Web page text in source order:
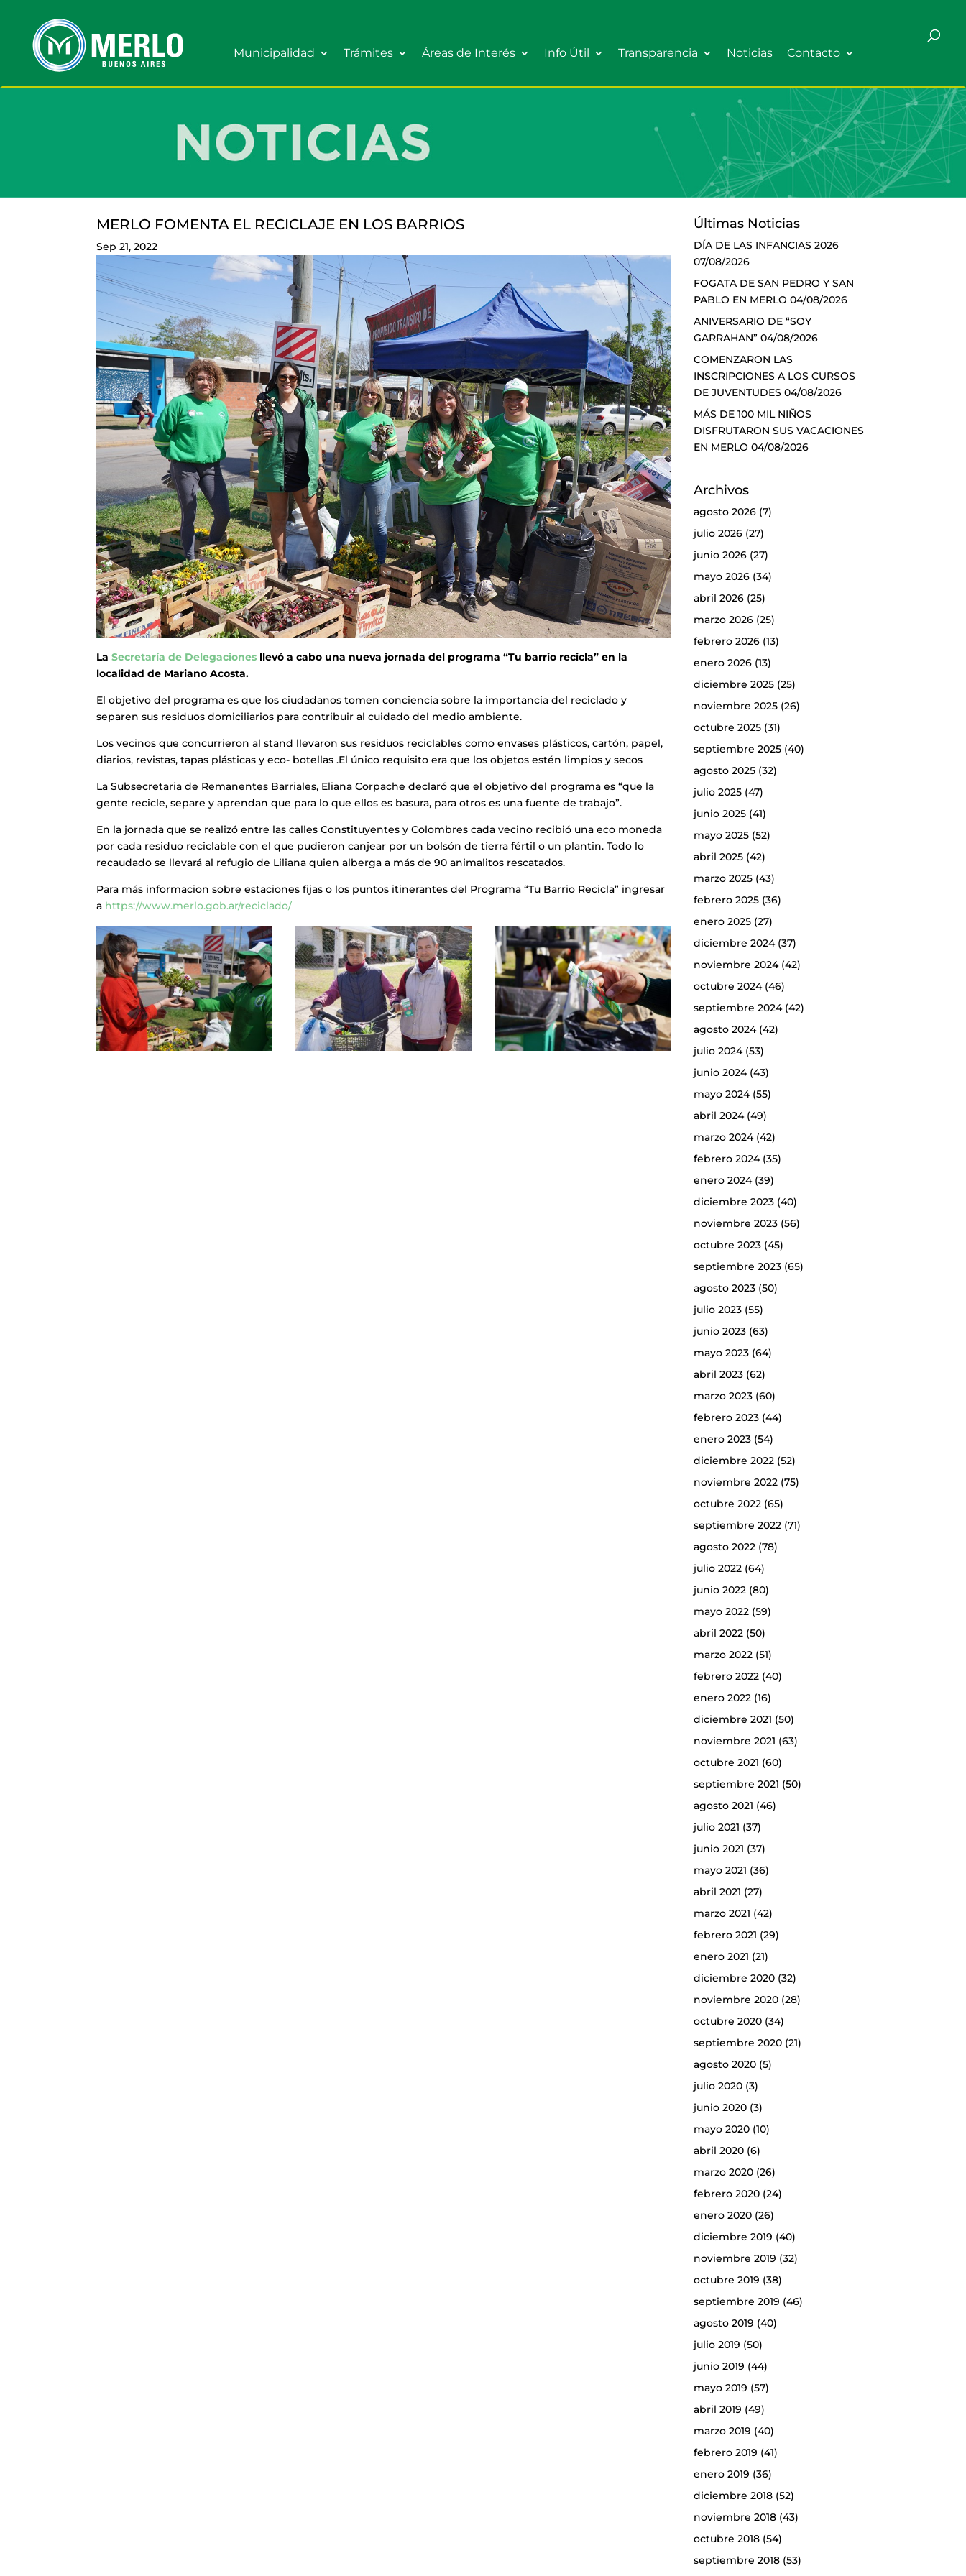
Municipalidad Trámites Áreas de Interés Info Útil Transparencia Noticias Contacto
MERLO FOMENTA EL RECICLAJE EN LOS BARRIOS
Sep 21, 2022
LaSecretaría de Delegaciones llevó a cabo una nueva jornada del programa “Tu barrio recicla” en la
localidad de Mariano Acosta.
El objetivo del programa es que los ciudadanos tomen conciencia sobre la importancia del reciclado y
separen sus residuos domiciliarios para contribuir al cuidado del medio ambiente.
Los vecinos que concurrieron al stand llevaron sus residuos reciclables como envases plásticos, cartón, papel,
diarios, revistas, tapas plásticas y eco- botellas .El único requisito era que los objetos estén limpios y secos
La Subsecretaria de Remanentes Barriales, Eliana Corpache declaró que el objetivo del programa es “que la
gente recicle, separe y aprendan que para lo que ellos es basura, para otros es una fuente de trabajo”.
En la jornada que se realizó entre las calles Constituyentes y Colombres cada vecino recibió una eco moneda
por cada residuo reciclable con el que pudieron canjear por un bolsón de tierra fértil o un plantin. Todo lo
recaudado se llevará al refugio de Liliana quien alberga a más de 90 animalitos rescatados.
Para más informacion sobre estaciones fijas o los puntos itinerantes del Programa “Tu Barrio Recicla” ingresar
a https://www.merlo.gob.ar/reciclado/
Últimas Noticias
DÍA DE LAS INFANCIAS 2026
07/08/2026
FOGATA DE SAN PEDRO Y SAN
PABLO EN MERLO 04/08/2026
ANIVERSARIO DE “SOY
GARRAHAN” 04/08/2026
COMENZARON LAS
INSCRIPCIONES A LOS CURSOS
DE JUVENTUDES 04/08/2026
MÁS DE 100 MIL NIÑOS
DISFRUTARON SUS VACACIONES
EN MERLO 04/08/2026
Archivos
agosto 2026(7)
julio 2026(27)
junio 2026(27)
mayo 2026(34)
abril 2026(25)
marzo 2026(25)
febrero 2026(13)
enero 2026(13)
diciembre 2025(25)
noviembre 2025(26)
octubre 2025(31)
septiembre 2025(40)
agosto 2025(32)
julio 2025(47)
junio 2025(41)
mayo 2025(52)
abril 2025(42)
marzo 2025(43)
febrero 2025(36)
enero 2025(27)
diciembre 2024(37)
noviembre 2024(42)
octubre 2024(46)
septiembre 2024(42)
agosto 2024(42)
julio 2024(53)
junio 2024(43)
mayo 2024(55)
abril 2024(49)
marzo 2024(42)
febrero 2024(35)
enero 2024(39)
diciembre 2023(40)
noviembre 2023(56)
octubre 2023(45)
septiembre 2023(65)
agosto 2023(50)
julio 2023(55)
junio 2023(63)
mayo 2023(64)
abril 2023(62)
marzo 2023(60)
febrero 2023(44)
enero 2023(54)
diciembre 2022(52)
noviembre 2022(75)
octubre 2022(65)
septiembre 2022(71)
agosto 2022(78)
julio 2022(64)
junio 2022(80)
mayo 2022(59)
abril 2022(50)
marzo 2022(51)
febrero 2022(40)
enero 2022(16)
diciembre 2021 (50)
noviembre 2021 (63)
octubre 2021 (60)
septiembre 2021 (50)
agosto 2021 (46)
julio 2021 (37)
junio 2021 (37)
mayo 2021 (36)
abril 2021 (27)
marzo 2021 (42)
febrero 2021 (29)
enero 2021 (21)
diciembre 2020(32)
noviembre 2020(28)
octubre 2020(34)
septiembre 2020(21)
agosto 2020(5)
julio 2020(3)
junio 2020(3)
mayo 2020(10)
abril 2020(6)
marzo 2020(26)
febrero 2020(24)
enero 2020(26)
diciembre 2019 (40)
noviembre 2019 (32)
octubre 2019 (38)
septiembre 2019 (46)
agosto 2019 (40)
julio 2019 (50)
junio 2019 (44)
mayo 2019 (57)
abril 2019 (49)
marzo 2019 (40)
febrero 2019 (41)
enero 2019 (36)
diciembre 2018(52)
noviembre 2018(43)
octubre 2018(54)
septiembre 2018(53)